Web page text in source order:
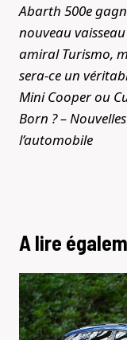
Abarth 500e
nouveau vaisseau
amiral Turismo,
sera-ce un
Mini Cooper ou
Born ? –
l’automobile
A lire